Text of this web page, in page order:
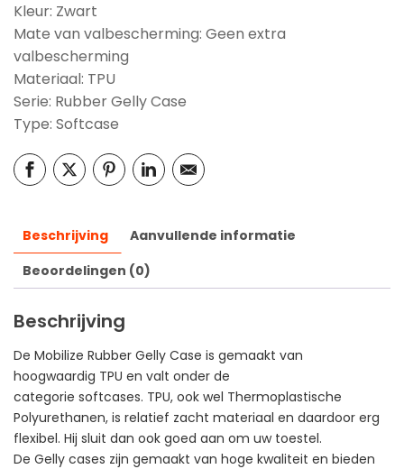
Kleur: Zwart
Mate van valbescherming: Geen extra
valbescherming
Materiaal: TPU
Serie: Rubber Gelly Case
Type: Softcase
Beschrijving
Aanvullende informatie
Beoordelingen (0)
Beschrijving
De Mobilize Rubber Gelly Case is gemaakt van
hoogwaardig TPU en valt onder de
categorie softcases. TPU, ook wel Thermoplastische
Polyurethanen, is relatief zacht materiaal en daardoor erg
flexibel. Hij sluit dan ook goed aan om uw toestel.
De Gelly cases zijn gemaakt van hoge kwaliteit en bieden